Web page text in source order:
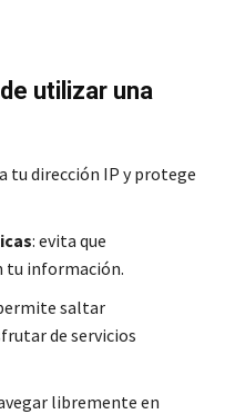
utilizar una
tu dirección IP y protege
: evita que
tu información.
saltar
de servicios
libremente en